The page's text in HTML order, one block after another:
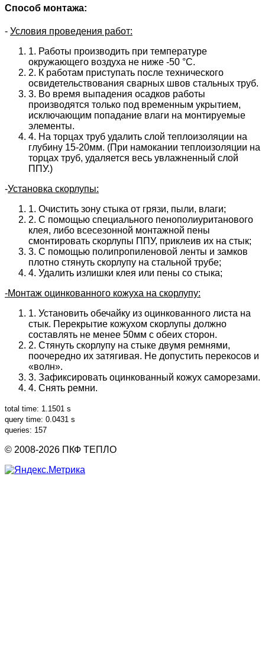
Способ монтажа:
- Условия проведения работ:
1. Работы производить при температуре
окружающего воздуха не ниже -50 °C.
2. К работам приступать после технического
освидетельствования сварных швов стальных труб.
3. Во время выпадения осадков работы
производятся только под временным укрытием,
исключающим попадание влаги на монтируемые
элементы.
4. На торцах труб удалить слой теплоизоляции на
глубину 15-20мм. (При намокании теплоизоляции на
торцах труб, удаляется весь увлажненный слой
ППУ.)
-Установка скорлупы:
1. Очистить зону стыка от грязи, пыли, влаги;
2. С помощью специального пенополиуританового
клея, либо всесезонной монтажной пены
смонтировать скорлупы ППУ, приклеив их на стык;
3. С помощью полипропиленовой ленты и замков
плотно стянуть скорлупу на стальной трубе;
4. Удалить излишки клея или пены со стыка;
-Монтаж оцинкованного кожуха на скорлупу:
1. Установить обечайку из оцинкованного листа на
стык. Перекрытие кожухом скорлупы должно
составлять не менее 50мм с обеих сторон.
2. Стянуть скорлупу на стыке двумя ремнями,
поочередно их затягивая. Не допустить перекосов и
«волн».
3. Зафиксировать оцинкованный кожух саморезами.
4. Снять ремни.
total time: 1.1501 s
query time: 0.0431 s
queries: 157
© 2008-2026 ПКФ ТЕПЛО